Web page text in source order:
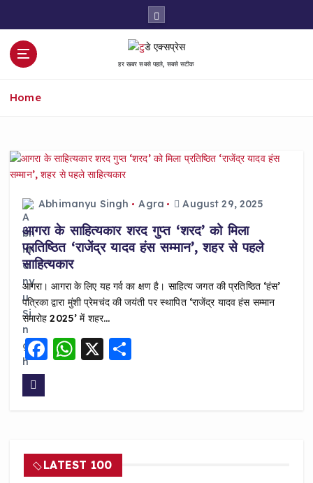
हर खबर सबसे पहले, सबसे सटीक
Home
Abhimanyu Singh Agra August 29, 2025
आगरा के साहित्यकार शरद गुप्त ‘शरद’ को मिला
प्रतिष्ठित ‘राजेंद्र यादव हंस सम्मान’, शहर से पहले
साहित्यकार
आगरा। आगरा के लिए यह गर्व का क्षण है। साहित्य जगत की प्रतिष्ठित ‘हंस’
पत्रिका द्वारा मुंशी प्रेमचंद की जयंती पर स्थापित ‘राजेंद्र यादव हंस सम्मान
समारोह 2025’ में शहर…
F
o
W
p
X S
LATEST 100